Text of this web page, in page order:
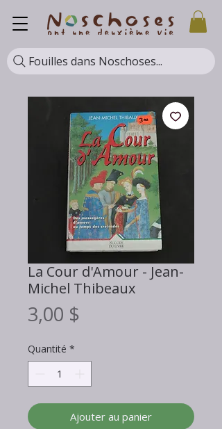
Fouilles dans Noschoses...
La Cour d'Amour - Jean-
Michel Thibeaux
3,00 $
Quantité *
Ajouter au panier